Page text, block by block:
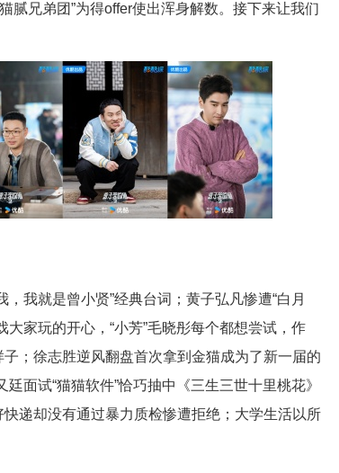
腻兄弟团”为得offer使出浑身解数。接下来让我们
我就是曾小贤”经典台词；黄子弘凡惨遭“白月
家玩的开心，“小芳”毛晓彤每个都想尝试，作
；徐志胜逆风翻盘首次拿到金猫成为了新一届的
面试“猫猫软件”恰巧抽中《三生三世十里桃花》
递却没有通过暴力质检惨遭拒绝；大学生活以所